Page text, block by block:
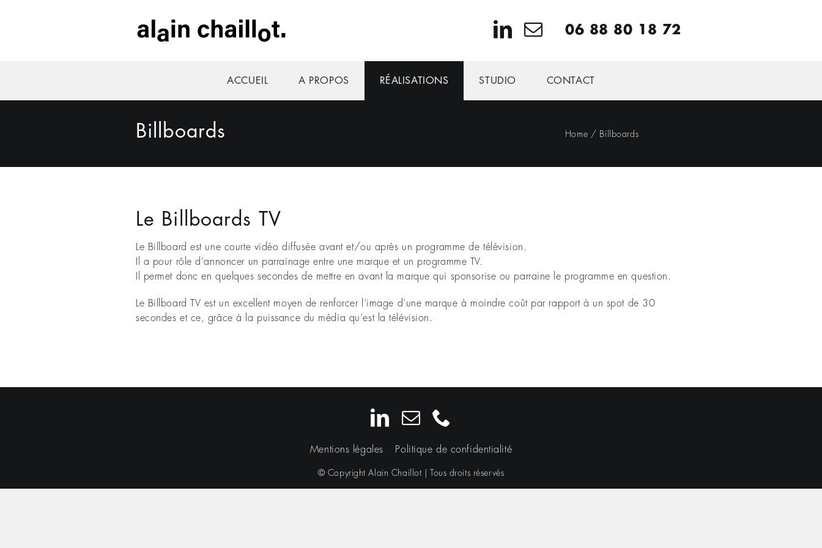
06 88 80 18 72
ACCUEIL A PROPOS RÉALISATIONS STUDIO CONTACT
Billboards Home Billboards
Le Billboards TV
Le Billboard est une courte vidéo diffusée avant et/ou après un programme de télévision.
Il a pour rôle d’annoncer un parrainage entre une marque et un programme TV.
Il permet donc en quelques secondes de mettre en avant la marque qui sponsorise ou parraine le programme en question.
Le Billboard TV est un excellent moyen de renforcer l’image d’une marque à moindre coût par rapport à un spot de 30
secondes et ce, grâce à la puissance du média qu’est la télévision.
Mentions légales Politique de confidentialité
© Copyright Alain Chaillot | Tous droits réservés